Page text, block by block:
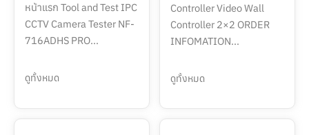
หน้าแรก Tool and Test IPC
CCTV Camera Tester NF-
716ADHS PRO...
ดูทั้งหมด
Controller Video Wall
Controller 2×2 ORDER
INFOMATION...
ดูทั้งหมด